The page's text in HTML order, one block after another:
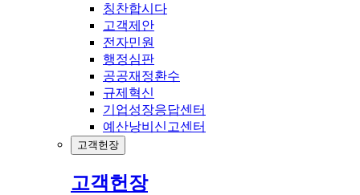
칭찬합시다
고객제안
전자민원
행정심판
공공재정환수
규제혁신
기업성장응답센터
예산낭비신고센터
고객헌장
고객헌장